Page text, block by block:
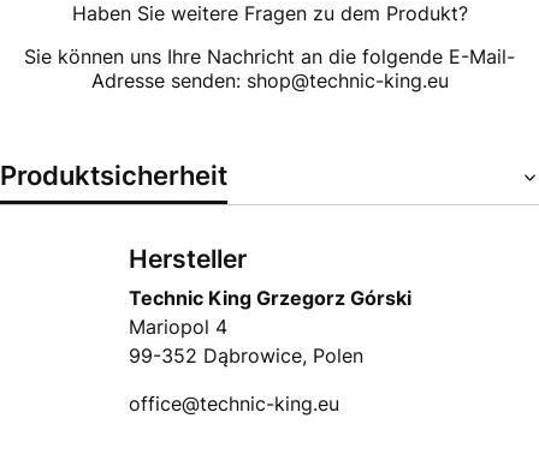
Haben Sie weitere Fragen zu dem Produkt?
Sie können uns Ihre Nachricht an die folgende E-Mail-
Adresse senden: shop@technic-king.eu
Produktsicherheit
Hersteller
Technic King Grzegorz Górski
Mariopol 4
99-352 Dąbrowice, Polen
office@technic-king.eu